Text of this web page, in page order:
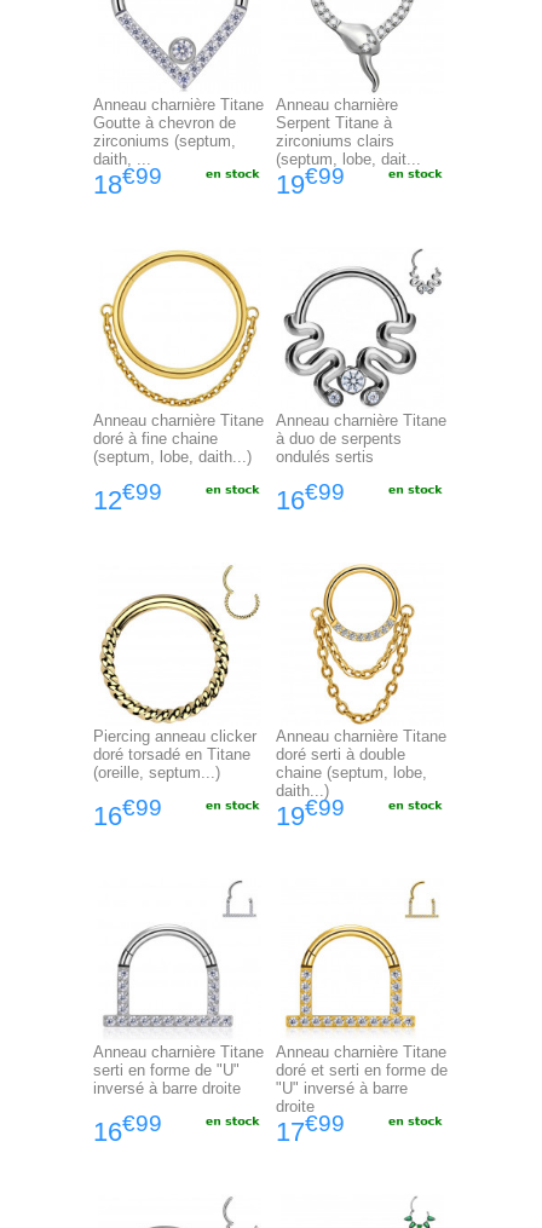
Anneau charnière Titane
Goutte à chevron de
zirconiums (septum,
daith, ...
18€99
Anneau charnière
Serpent Titane à
zirconiums clairs
(septum, lobe, dait...
19€99
Anneau charnière Titane
doré à fine chaine
(septum, lobe, daith...)
12€99
Anneau charnière Titane
à duo de serpents
ondulés sertis
16€99
Piercing anneau clicker
doré torsadé en Titane
(oreille, septum...)
16€99
Anneau charnière Titane
doré serti à double
chaine (septum, lobe,
daith...)
19€99
Anneau charnière Titane
serti en forme de "U"
inversé à barre droite
16€99
Anneau charnière Titane
doré et serti en forme de
"U" inversé à barre
droite
17€99